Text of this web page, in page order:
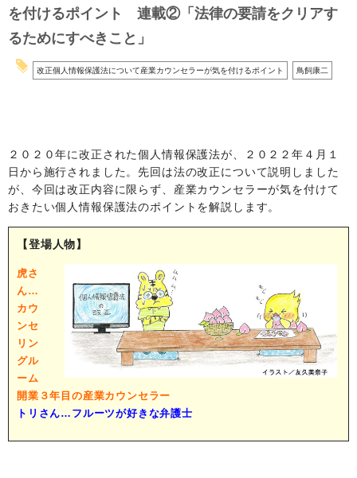
を付けるポイント 連載②「法律の要請をクリアす
るためにすべきこと」
改正個人情報保護法について産業カウンセラーが気を付けるポイント 鳥飼康二
２０２０年に改正された個人情報保護法が、２０２２年４月１
日から施行されました。先回は法の改正について説明しました
が、今回は改正内容に限らず、産業カウンセラーが気を付けて
おきたい個人情報保護法のポイントを解説します。
【登場人物】
虎さ
ん…
カウ
ンセ
リン
グル
ーム
開業３年目の産業カウンセラー
トリさん…フルーツが好きな弁護士